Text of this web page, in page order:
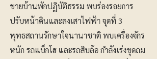
ขายบ้านพักปฏิบัติธรรม พบร่องรอยการ
ปรับหน้าดินและลงเสาไฟฟ้า จุดที่ 3
พุทธสถานรักษาใจนานาชาติ พบเครื่องจักร
หนัก รถแบ็กโฮ และรถสิบล้อ กำลังเร่งขุดถม